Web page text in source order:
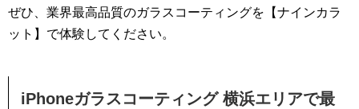
ぜひ、業界最高品質のガラスコーティングを【ナインカラ
ット】で体験してください。
iPhoneガラスコーティング 横浜エリアで最